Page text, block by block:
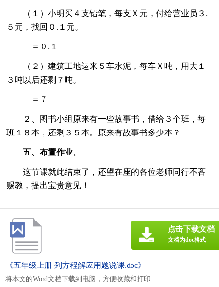
（１）小明买４支铅笔，每支Ｘ元，付给营业员３.
５元，找回０.１元。
—＝０.１
（２）建筑工地运来５车水泥，每车Ｘ吨，用去１
３吨以后还剩７吨。
—＝７
２、图书小组原来有一些故事书，借给３个班，每
班１８本，还剩３５本。原来有故事书多少本？
五、布置作业。
这节课就此结束了，还望在座的各位老师同行不吝
赐教，提出宝贵意见！
《五年级上册 列方程解应用题说课.doc》
将本文的Word文档下载到电脑，方便收藏和打印
点击下载文档
文档为doc格式